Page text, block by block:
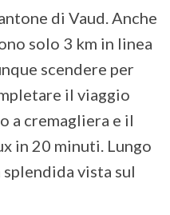
di Vaud. Anche
solo 3 km in linea
scendere per
il viaggio
a cremagliera e il
in 20 minuti. Lungo
vista sul